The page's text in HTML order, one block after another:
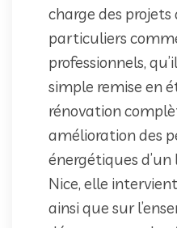
charge des
particuliers
professionnels,
simple remise en
rénovation
amélioration des
énergétiques
Nice, elle
ainsi que sur